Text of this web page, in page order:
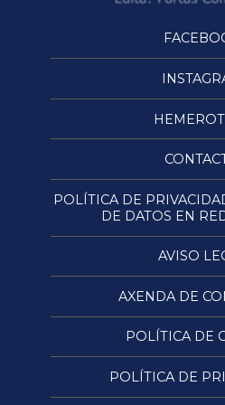
POLÍTICA DE
DE DATOS EN
AVISO
AXENDA DE
POLÍTICA DE
POLÍTICA DE